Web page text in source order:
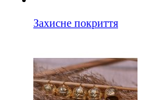
Захисне покриття